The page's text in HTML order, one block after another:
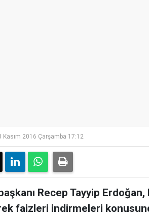
Kasım 2016 Çarşamba 17:12
Recep Tayyip Erdoğan,
faizleri indirmeleri